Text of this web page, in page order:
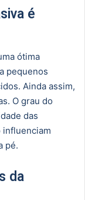
é
ótima
pequenos
Ainda assim,
O grau do
das
pé.
da